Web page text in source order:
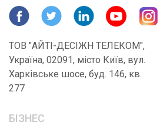
ТОВ "АЙТІ-ДЕСІЖН ТЕЛЕКОМ",
Україна, 02091, місто Київ, вул.
Харківське шосе, буд. 146, кв.
277
БІЗНЕС